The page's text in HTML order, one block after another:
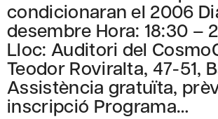
condicionaran el 2006
desembre Hora: 18:30 –
Lloc: Auditori del
Teodor Roviralta, 47-51,
Assistència gratuïta,
inscripció Programa…